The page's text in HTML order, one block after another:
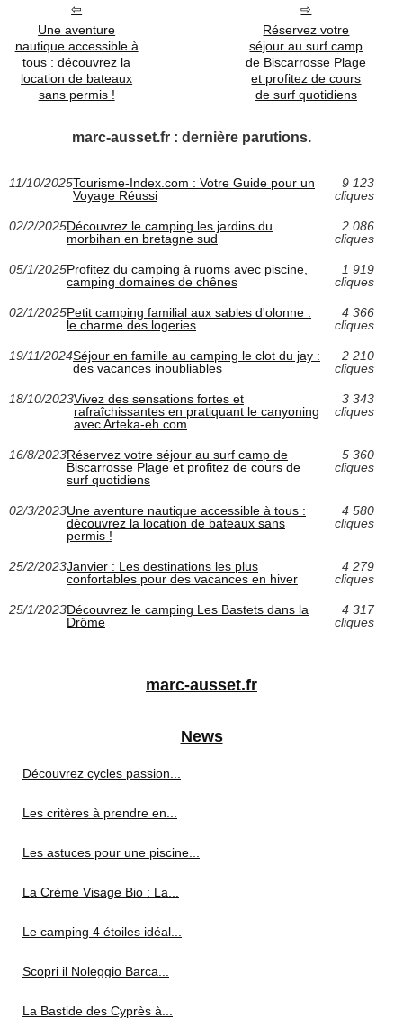
Une aventure
nautique accessible à
tous : découvrez la
location de bateaux
sans permis !
Réservez votre
séjour au surf camp
de Biscarrosse Plage
et profitez de cours
de surf quotidiens
marc-ausset.fr : dernière parutions.
11/10/2025Tourisme-Index.com : Votre Guide pour un
Voyage Réussi
9 123
cliques
02/2/2025Découvrez le camping les jardins du
morbihan en bretagne sud
2 086
cliques
05/1/2025Profitez du camping à ruoms avec piscine,
camping domaines de chênes
1 919
cliques
02/1/2025Petit camping familial aux sables d'olonne :
le charme des logeries
4 366
cliques
19/11/2024Séjour en famille au camping le clot du jay :
des vacances inoubliables
2 210
cliques
18/10/2023Vivez des sensations fortes et
rafraîchissantes en pratiquant le canyoning
avec Arteka-eh.com
3 343
cliques
16/8/2023Réservez votre séjour au surf camp de
Biscarrosse Plage et profitez de cours de
surf quotidiens
5 360
cliques
02/3/2023Une aventure nautique accessible à tous :
découvrez la location de bateaux sans
permis !
4 580
cliques
25/2/2023Janvier : Les destinations les plus
confortables pour des vacances en hiver
4 279
cliques
25/1/2023Découvrez le camping Les Bastets dans la
Drôme
4 317
cliques
marc-ausset.fr
News
Découvrez cycles passion...
Les critères à prendre en...
Les astuces pour une piscine...
La Crème Visage Bio : La...
Le camping 4 étoiles idéal...
Scopri il Noleggio Barca...
La Bastide des Cyprès à...